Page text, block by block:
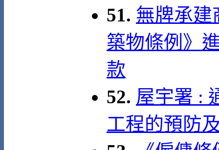
51. 無牌承建
築物條例》
款
52. 屋宇署 :
工程的預防